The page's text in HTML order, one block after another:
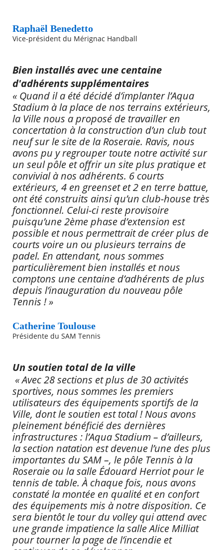
Raphaël Benedetto
Vice-président du Mérignac Handball
Bien installés avec une centaine
d'adhérents supplémentaires
« Quand il a été décidé d’implanter l’Aqua
Stadium à la place de nos terrains extérieurs,
la Ville nous a proposé de travailler en
concertation à la construction d’un club tout
neuf sur le site de la Roseraie. Ravis, nous
avons pu y regrouper toute notre activité sur
un seul pôle et offrir un site plus pratique et
convivial à nos adhérents. 6 courts
extérieurs, 4 en greenset et 2 en terre battue,
ont été construits ainsi qu’un club-house très
fonctionnel. Celui-ci reste provisoire
puisqu’une 2ème phase d’extension est
possible et nous permettrait de créer plus de
courts voire un ou plusieurs terrains de
padel. En attendant, nous sommes
particulièrement bien installés et nous
comptons une centaine d’adhérents de plus
depuis l’inauguration du nouveau pôle
Tennis ! »
Catherine Toulouse
Présidente du SAM Tennis
Un soutien total de la ville
« Avec 28 sections et plus de 30 activités
sportives, nous sommes les premiers
utilisateurs des équipements sportifs de la
Ville, dont le soutien est total ! Nous avons
pleinement bénéficié des dernières
infrastructures : l’Aqua Stadium – d’ailleurs,
la section natation est devenue l’une des plus
importantes du SAM –, le pôle Tennis à la
Roseraie ou la salle Édouard Herriot pour le
tennis de table. À chaque fois, nous avons
constaté la montée en qualité et en confort
des équipements mis à notre disposition. Ce
sera bientôt le tour du volley qui attend avec
une grande impatience la salle Alice Milliat
pour tourner la page de l’incendie et